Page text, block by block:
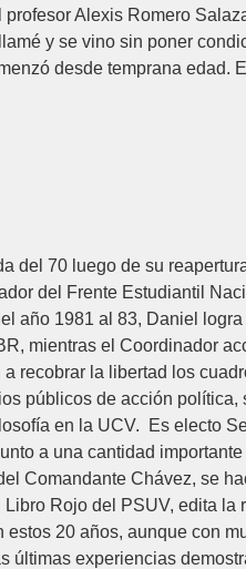
Alexis Romero
y se vino sin poner
desde temprana edad.
del 70 luego de su
del Frente Estudiantil
año 1981 al 83, Daniel
mientras el Coordinador
recobrar la libertad los
públicos de acción
en la UCV. Es electo
a una cantidad
Comandante Chávez, se
Rojo del PSUV, edita
20 años, aunque con
experiencias